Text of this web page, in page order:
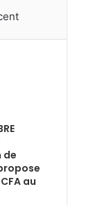
de
au